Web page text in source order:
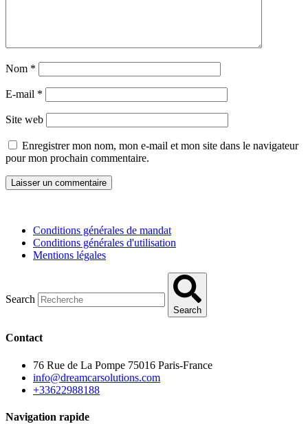
Nom *
E-mail *
Site web
Enregistrer mon nom, mon e-mail et mon site dans le navigateur
pour mon prochain commentaire.
Conditions générales de mandat
Conditions générales d'utilisation
Mentions légales
Search
Search
Contact
76 Rue de La Pompe 75016 Paris-France
info@dreamcarsolutions.com
+33622988188
Navigation rapide